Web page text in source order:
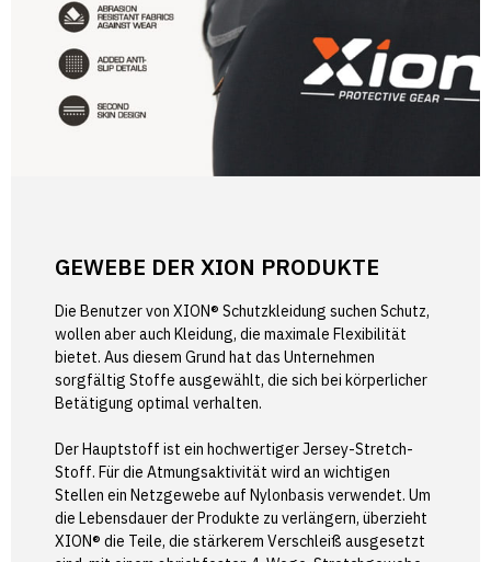
GEWEBE DER XION PRODUKTE
Die Benutzer von XION® Schutzkleidung suchen Schutz,
wollen aber auch Kleidung, die maximale Flexibilität
bietet. Aus diesem Grund hat das Unternehmen
sorgfältig Stoffe ausgewählt, die sich bei körperlicher
Betätigung optimal verhalten.
Der Hauptstoff ist ein hochwertiger Jersey-Stretch-
Stoff. Für die Atmungsaktivität wird an wichtigen
Stellen ein Netzgewebe auf Nylonbasis verwendet. Um
die Lebensdauer der Produkte zu verlängern, überzieht
XION® die Teile, die stärkerem Verschleiß ausgesetzt